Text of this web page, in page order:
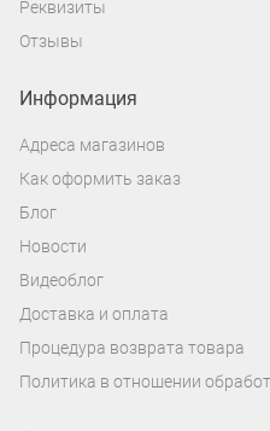
Реквизиты
Отзывы
Информация
Адреса магазинов
Как оформить заказ
Блог
Новости
Видеоблог
Доставка и оплата
Процедура возврата товара
Политика в отношении